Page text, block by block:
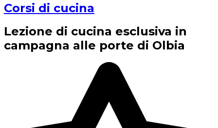
Corsi di cucina
Lezione di cucina esclusiva in
campagna alle porte di Olbia